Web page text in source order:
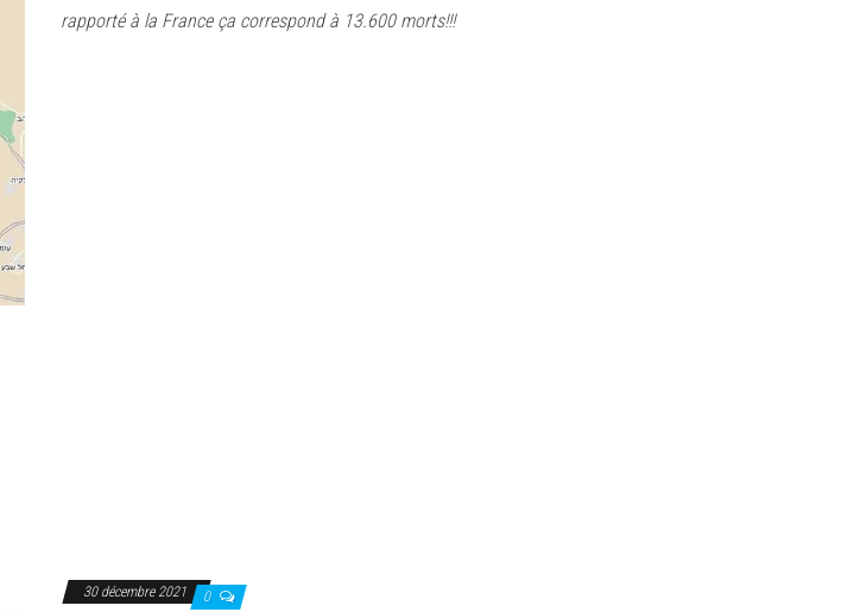
rapporté à la France ça correspond à 13.600 morts!!!
30 décembre 2021 0